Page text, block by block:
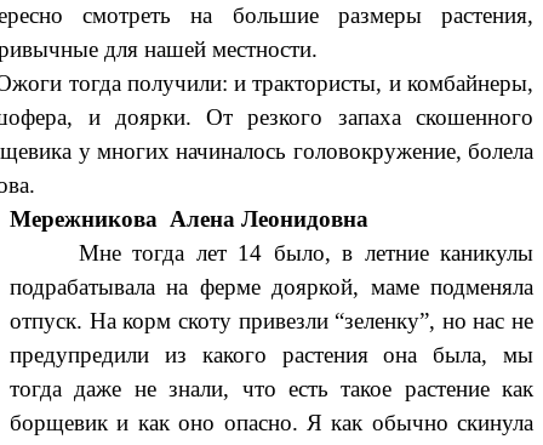
смотреть на большие размеры растения,
для нашей местности.
тогда получили: и трактористы, и комбайнеры,
и доярки. От резкого запаха скошенного
у многих начиналось головокружение, болела
Мережникова Алена Леонидовна
Мне тогда лет 14 было, в летние каникулы
подрабатывала на ферме дояркой, маме подменяла
отпуск. На корм скоту привезли “зеленку”, но нас не
предупредили из какого растения она была, мы
тогда даже не знали, что есть такое растение как
борщевик и как оно опасно. Я как обычно скинула